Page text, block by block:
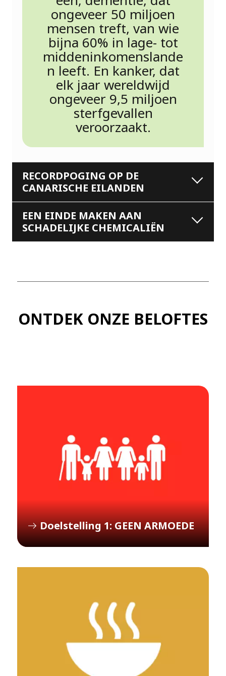
ongeveer 50 miljoen
mensen treft, van wie
bijna 60% in lage- tot
middeninkomenslande
n leeft. En kanker, dat
elk jaar wereldwijd
ongeveer 9,5 miljoen
sterfgevallen
veroorzaakt.
RECORDPOGING OP DE
CANARISCHE EILANDEN
EEN EINDE MAKEN AAN
SCHADELIJKE CHEMICALIËN
ONTDEK ONZE BELOFTES
Doelstelling 1: GEEN ARMOEDE